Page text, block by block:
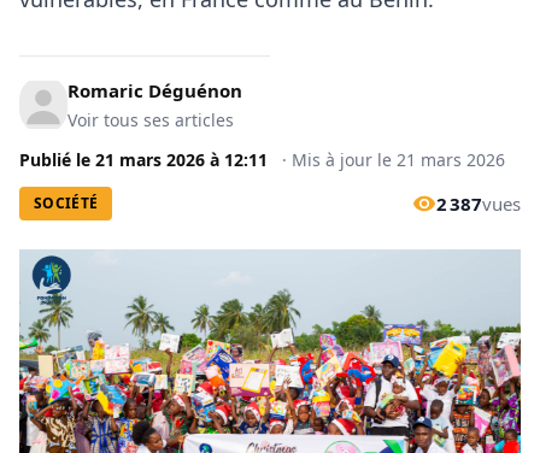
Romaric Déguénon
Voir tous ses articles
Publié le 21 mars 2026 à 12:11 · Mis à jour le 21 mars 2026
SOCIÉTÉ 2 387vues